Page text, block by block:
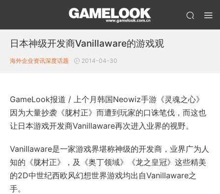
日本神级开发商Vanillaware的游戏观
海外企业资讯深度话题 2014-04-30
GameLook报道 / 上个月韩国Neowiz手游《灵魂之心》
因为大量抄袭《胧村正》而遭到玩家的口诛笔伐，而这也
让日本游戏开发商Vanillaware再次进入业界的视野。
Vanillaware是一家游戏界堪称神级的开发商，业界广为人
知的《胧村正》，及《奥丁领域》《龙之皇冠》这些精美
的2D中世纪西欧风幻想世界游戏均出自Vanillaware之
手。